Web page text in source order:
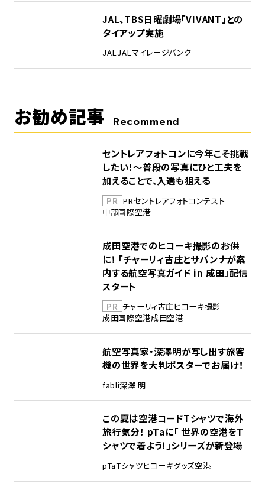
JAL、TBS日曜劇場「VIVANT」との
タイアップ実施
JALJALマイレージバンク
お勧め記事 Recommend
セントレアフォトコンに今年こそ挑戦
したい！～普段の写真にひと工夫を
加えることで、入選も狙える
PR PRセントレアフォトコンテスト
中部国際空港
成田空港でのヒコーキ撮影のお供
に！ 「チャーリィ古庄とサバンナが案
内する航空写真ガイド in 成田」配信
スタート
PR チャーリィ古庄ヒコーキ撮影
成田国際空港成田空港
航空写真家・深澤明が写し出す旅客
機の世界を大判ポスターでお届け！
fabli深澤 明
この夏は空港コードTシャツで海外
旅行気分！ pTaに「 世界の空港をT
シャツで着よう！」シリーズが新登場
pTaTシャツヒコーキグッズ空港